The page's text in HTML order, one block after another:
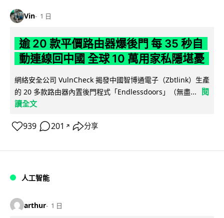
Vin 1 日
逾 20 款平價路由器爆後門 每 35 秒自
動連線回中國 全球 10 萬用家私隱堪憂
網絡安全公司 VulnCheck 揭發中國智博通電子（Zbtlink）生產
的 20 多款路由器內置後門程式「Endlessdoors」（無盡...
閱
讀全文
939 201 ↗ 分享
人工智能
arthur 1 日